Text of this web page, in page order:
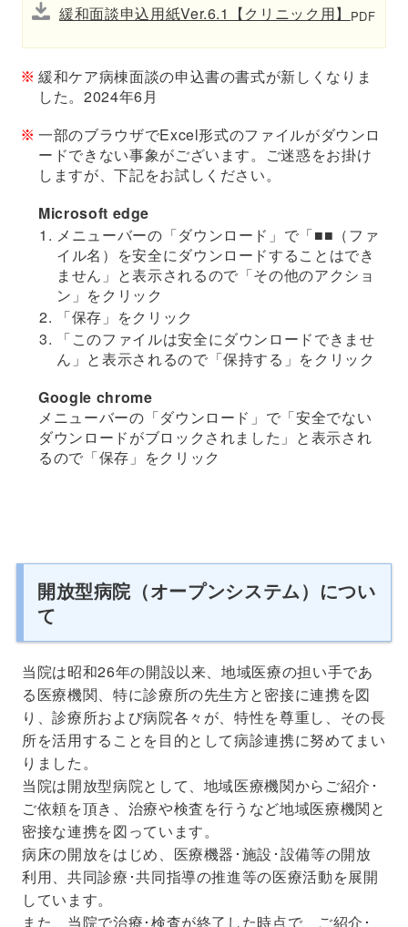
緩和面談申込用紙Ver.6.1【クリニック用】 PDF
緩和ケア病棟面談の申込書の書式が新しくなりま
した。2024年6月
一部のブラウザでExcel形式のファイルがダウンロ
ードできない事象がございます。ご迷惑をお掛け
しますが、下記をお試しください。
Microsoft edge
メニューバーの「ダウンロード」で「■■（ファ
イル名）を安全にダウンロードすることはでき
ません」と表示されるので「その他のアクショ
ン」をクリック
「保存」をクリック
「このファイルは安全にダウンロードできませ
ん」と表示されるので「保持する」をクリック
Google chrome
メニューバーの「ダウンロード」で「安全でない
ダウンロードがブロックされました」と表示され
るので「保存」をクリック
開放型病院（オープンシステム）につい
て
当院は昭和26年の開設以来、地域医療の担い手であ
る医療機関、特に診療所の先生方と密接に連携を図
り、診療所および病院各々が、特性を尊重し、その長
所を活用することを目的として病診連携に努めてまい
りました。
当院は開放型病院として、地域医療機関からご紹介･
ご依頼を頂き、治療や検査を行うなど地域医療機関と
密接な連携を図っています。
病床の開放をはじめ、医療機器･施設･設備等の開放
利用、共同診療･共同指導の推進等の医療活動を展開
しています。
また、当院で治療･検査が終了した時点で、ご紹介･